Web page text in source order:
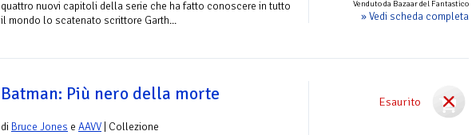
Venduto da Bazaar del Fantastico
» Vedi scheda completa
quattro nuovi capitoli della serie che ha fatto conoscere in tutto
il mondo lo scatenato scrittore Garth...
Esaurito
Batman: Più nero della morte
di Bruce Jones e AAVV | Collezione